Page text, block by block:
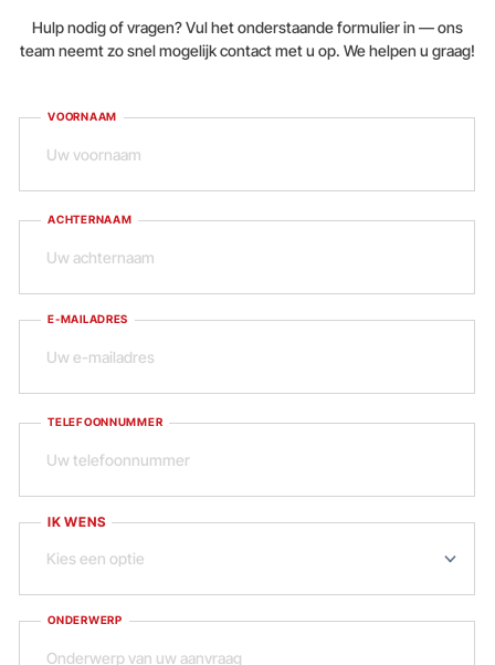
Hulp nodig of vragen? Vul het onderstaande formulier in — ons
team neemt zo snel mogelijk contact met u op. We helpen u graag!
VOORNAAM
ACHTERNAAM
E-MAILADRES
TELEFOONNUMMER
IK WENS
ONDERWERP